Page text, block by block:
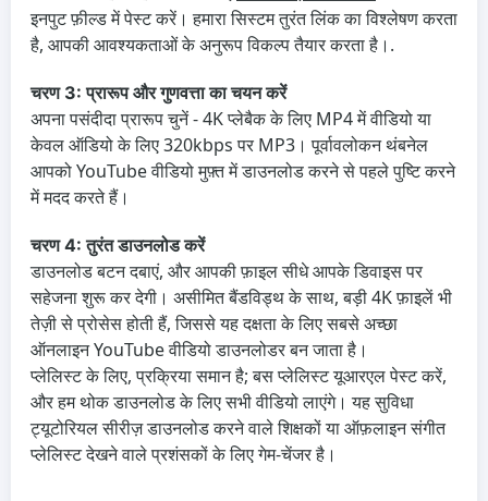
इनपुट फ़ील्ड में पेस्ट करें। हमारा सिस्टम तुरंत लिंक का विश्लेषण करता
है, आपकी आवश्यकताओं के अनुरूप विकल्प तैयार करता है।.
चरण 3: प्रारूप और गुणवत्ता का चयन करें
अपना पसंदीदा प्रारूप चुनें - 4K प्लेबैक के लिए MP4 में वीडियो या
केवल ऑडियो के लिए 320kbps पर MP3। पूर्वावलोकन थंबनेल
आपको YouTube वीडियो मुफ़्त में डाउनलोड करने से पहले पुष्टि करने
में मदद करते हैं।
चरण 4: तुरंत डाउनलोड करें
डाउनलोड बटन दबाएं, और आपकी फ़ाइल सीधे आपके डिवाइस पर
सहेजना शुरू कर देगी। असीमित बैंडविड्थ के साथ, बड़ी 4K फ़ाइलें भी
तेज़ी से प्रोसेस होती हैं, जिससे यह दक्षता के लिए सबसे अच्छा
ऑनलाइन YouTube वीडियो डाउनलोडर बन जाता है।
प्लेलिस्ट के लिए, प्रक्रिया समान है; बस प्लेलिस्ट यूआरएल पेस्ट करें,
और हम थोक डाउनलोड के लिए सभी वीडियो लाएंगे। यह सुविधा
ट्यूटोरियल सीरीज़ डाउनलोड करने वाले शिक्षकों या ऑफ़लाइन संगीत
प्लेलिस्ट देखने वाले प्रशंसकों के लिए गेम-चेंजर है।